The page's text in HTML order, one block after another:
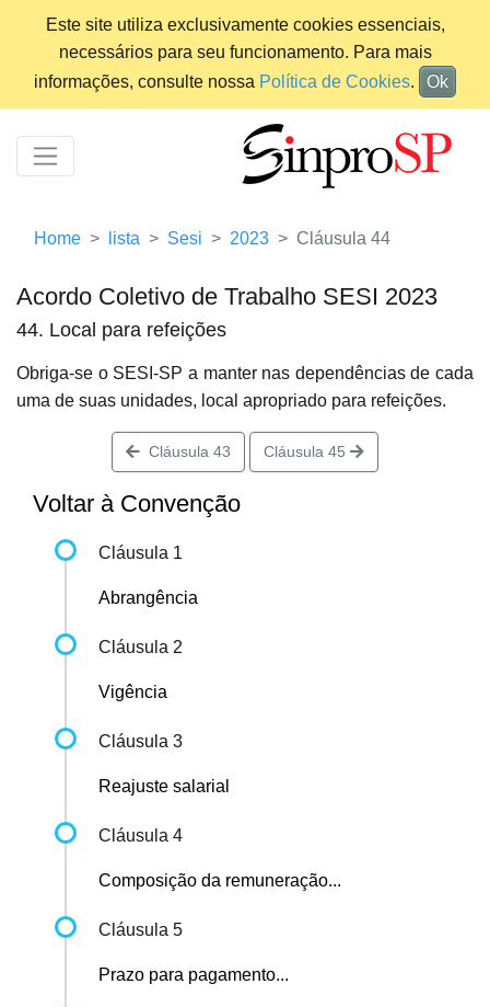
Este site utiliza exclusivamente cookies essenciais,
necessários para seu funcionamento. Para mais
informações, consulte nossa Política de Cookies. Ok
Home lista Sesi 2023 Cláusula 44
Acordo Coletivo de Trabalho SESI 2023
44. Local para refeições
Obriga-se o SESI-SP a manter nas dependências de cada
uma de suas unidades, local apropriado para refeições.
Cláusula 43 Cláusula 45
Voltar à Convenção
Cláusula 1
Abrangência
Cláusula 2
Vigência
Cláusula 3
Reajuste salarial
Cláusula 4
Composição da remuneração...
Cláusula 5
Prazo para pagamento...